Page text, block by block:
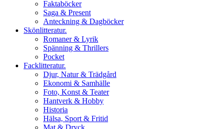
Faktaböcker
Saga & Present
Anteckning & Dagböcker
Skönlitteratur.
Romaner & Lyrik
Spänning & Thrillers
Pocket
Facklitteratur.
Djur, Natur & Trädgård
Ekonomi & Samhälle
Foto, Konst & Teater
Hantverk & Hobby
Historia
Hälsa, Sport & Fritid
Mat & Dryck